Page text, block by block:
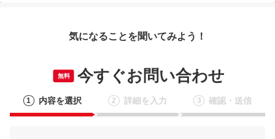
気になることを聞いてみよう！
無料 今すぐお問い合わせ
1 内容を選択 2 詳細を入力 3 確認・送信